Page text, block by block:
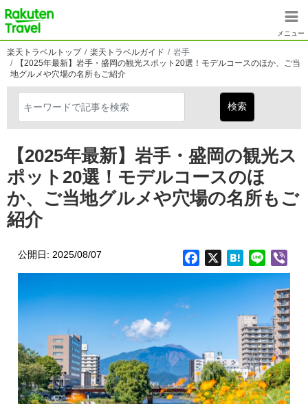
メニュー
楽天トラベルトップ 楽天トラベルガイド
岩手
【2025年最新】岩手・盛岡の観光スポット20選！モデルコースのほか、ご当
地グルメや穴場の名所もご紹介
【2025年最新】岩手・盛岡の観光ス
ポット20選！モデルコースのほ
か、ご当地グルメや穴場の名所もご
紹介
公開日: 2025/08/07 Facebook HatenaLine